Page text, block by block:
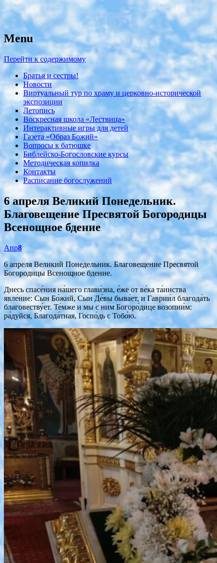
Никольский храм
с. Николо-Крутины Егорьевского
района
Menu
Перейти к содержимому
Братья и сестры!
Новости
Виртуальный тур по храму и церковно-исторической
экспозиции
Летопись
Воскресная школа «Лествица»
Интерактивные игры для детей
Газета «Образ Божий»
Вопросы к батюшке
Библейско-Богословские курсы
Методическая копилка
Контакты
Расписание богослужений
6 апреля Великий Понедельник.
Благовещение Пресвятой Богородицы
Всенощное бдение
Апр8
6 апреля Великий Понедельник. Благовещение Пресвятой
Богородицы Всенощное бдение.
Днесь спасе́ния на́шего глави́зна, е́же от ве́ка та́инства
явле́ние: Сын Бо́жий, Сын Де́вы быва́ет, и Гаврии́л благода́ть
благовеству́ет. Те́мже и мы с ним Богоро́дице возопии́м:
ра́дуйся, Благода́тная, Госпо́дь с Тобо́ю.